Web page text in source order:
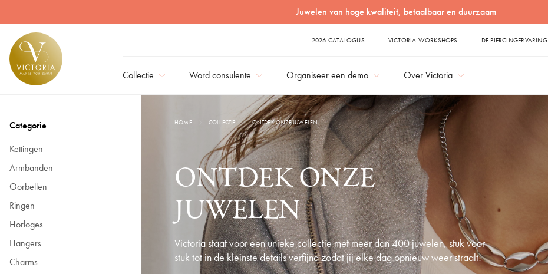
2026 CATALOGUS VICTORIA WORKSHOPS DE PIERCINGERVARING
Collectie Word consulente Organiseer een demo Over Victoria
Categorie
Kettingen
Armbanden
Oorbellen
Ringen
Horloges
Hangers
Charms
HOME COLLECTIE ONTDEK ONZE JUWELEN
ONTDEK ONZE
JUWELEN
Victoria staat voor een unieke collectie met meer dan 400 juwelen, stuk voor
stuk tot in de kleinste details verfijnd zodat jij elke dag opnieuw weer straalt!